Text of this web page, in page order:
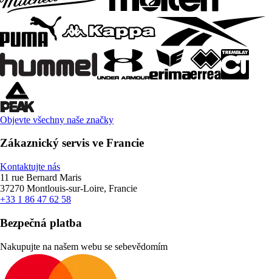
Objevte všechny naše značky
Zákaznický servis ve Francie
Kontaktujte nás
11 rue Bernard Maris
37270 Montlouis-sur-Loire, Francie
+33 1 86 47 62 58
Bezpečná platba
Nakupujte na našem webu se sebevědomím